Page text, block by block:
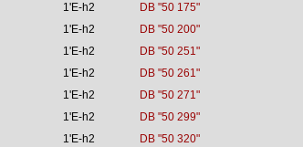
1'E-h2
DB "50 175"
1'E-h2
DB "50 200"
1'E-h2
DB "50 251"
1'E-h2
DB "50 261"
1'E-h2
DB "50 271"
1'E-h2
DB "50 299"
1'E-h2
DB "50 320"